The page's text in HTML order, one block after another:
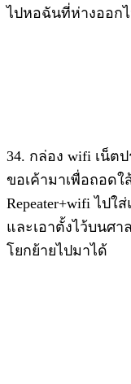
ไปหอฉันที่ห่างออกไ
34. กล่อง wifi เน็ต
ขอเค้ามาเพื่อถอด
Repeater+wifi ไป
และเอาตั้งไว้บนศ
โยกย้ายไปมาได้